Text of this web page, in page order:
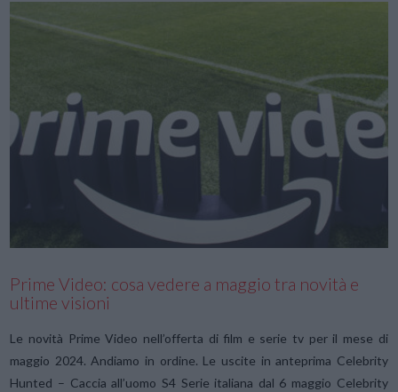
VIEW POST
Prime Video: cosa vedere a maggio tra novità e
ultime visioni
Le novità Prime Video nell’offerta di film e serie tv per il mese di
maggio 2024. Andiamo in ordine. Le uscite in anteprima Celebrity
Hunted – Caccia all’uomo S4 Serie italiana dal 6 maggio Celebrity